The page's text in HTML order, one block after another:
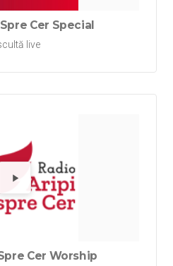
Cer Special
live
Redă
Cer Worship